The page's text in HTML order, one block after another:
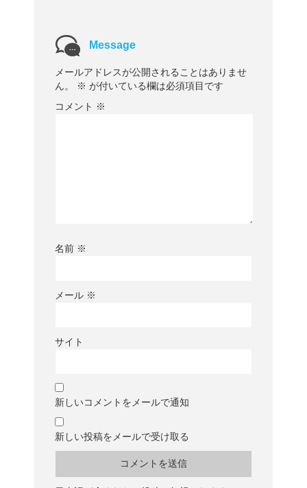
Message
メールアドレスが公開されることはありませ
ん。
※ が付いている欄は必須項目です
コメント ※
名前 ※
メール ※
サイト
新しいコメントをメールで通知
新しい投稿をメールで受け取る